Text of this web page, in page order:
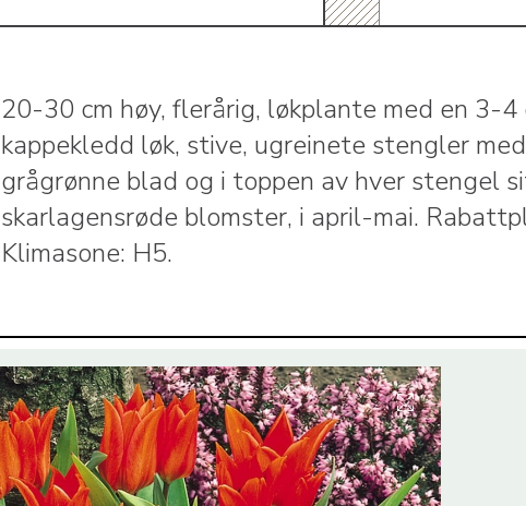
20-30 cm høy, flerårig, løkplante med en 3-4
kappekledd løk, stive, ugreinete stengler
grågrønne blad og i toppen av hver stengel
skarlagensrøde blomster, i april-mai.
Klimasone: H5.